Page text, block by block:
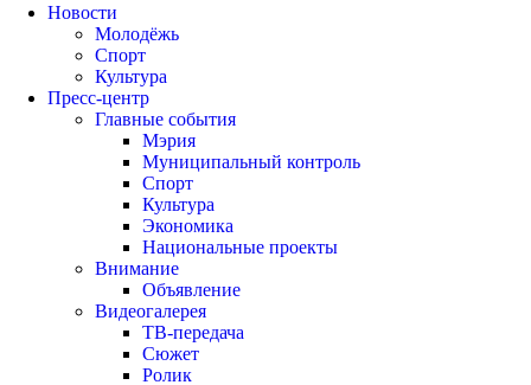
Новости
Молодёжь
Спорт
Культура
Пресс-центр
Главные события
Мэрия
Муниципальный контроль
Спорт
Культура
Экономика
Национальные проекты
Внимание
Объявление
Видеогалерея
ТВ-передача
Сюжет
Ролик